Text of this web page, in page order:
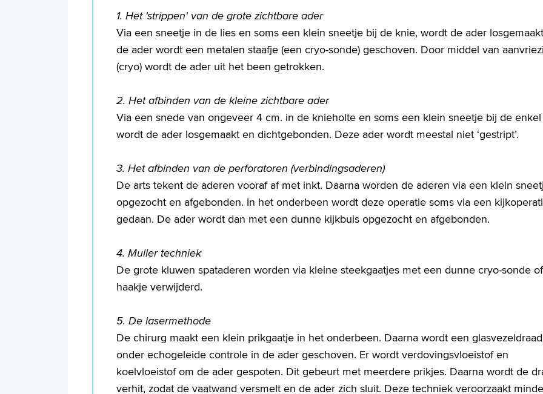
1. Het 'strippen' van de grote zichtbare ader
Via een sneetje in de lies en soms een klein sneetje bij de knie, wordt de ader
de ader wordt een metalen staafje (een cryo-sonde) geschoven. Door middel van
(cryo) wordt de ader uit het been getrokken.
2. Het afbinden van de kleine zichtbare ader
Via een snede van ongeveer 4 cm. in de knieholte en soms een klein sneetje bij de enkel
wordt de ader losgemaakt en dichtgebonden. Deze ader wordt meestal niet ‘gestript’.
3. Het afbinden van de perforatoren (verbindingsaderen)
De arts tekent de aderen vooraf af met inkt. Daarna worden de aderen via een klein
opgezocht en afgebonden. In het onderbeen wordt deze operatie soms via een
gedaan. De ader wordt dan met een dunne kijkbuis opgezocht en afgebonden.
4. Muller techniek
De grote kluwen spataderen worden via kleine steekgaatjes met een dunne cryo-sonde
haakje verwijderd.
5. De lasermethode
De chirurg maakt een klein prikgaatje in het onderbeen. Daarna wordt een glasvezeldraad
onder echogeleide controle in de ader geschoven. Er wordt verdovingsvloeistof en
koelvloeistof om de ader gespoten. Dit gebeurt met meerdere prikjes. Daarna wordt de
verhit, zodat de vaatwand versmelt en de ader zich sluit. Deze techniek veroorzaakt